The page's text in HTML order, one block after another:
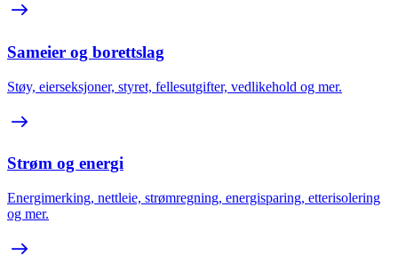
Sameier og borettslag
Støy, eierseksjoner, styret, fellesutgifter, vedlikehold og mer.
Strøm og energi
Energimerking, nettleie, strømregning, energisparing, etterisolering
og mer.